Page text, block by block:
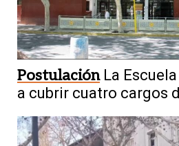
Postulación La
a cubrir cuatro cargos